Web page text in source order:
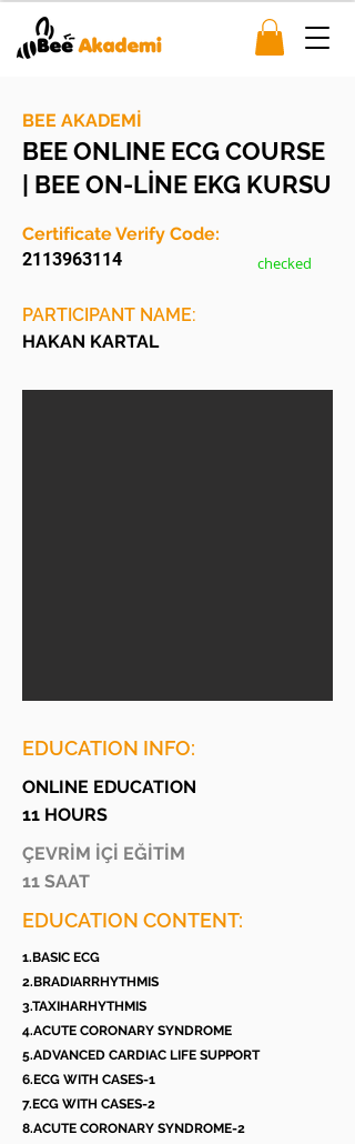
BEE AKADEMİ
BEE ONLINE ECG COURSE
| BEE ON-LİNE EKG KURSU
2113963114
Certificate Verify Code:
checked
PARTICIPANT NAME:
HAKAN KARTAL
EDUCATION INFO:
ONLINE EDUCATION
11 HOURS
ÇEVRİM İÇİ EĞİTİM
11 SAAT
EDUCATION CONTENT:
1.BASIC ECG
2.BRADIARRHYTHMIS
3.TAXIHARHYTHMIS
4.ACUTE CORONARY SYNDROME
5.ADVANCED CARDIAC LIFE SUPPORT
6.ECG WITH CASES-1
7.ECG WITH CASES-2
8.ACUTE CORONARY SYNDROME-2